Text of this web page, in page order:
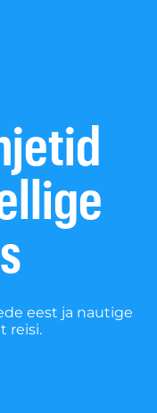
eest ja nautige
reisi.